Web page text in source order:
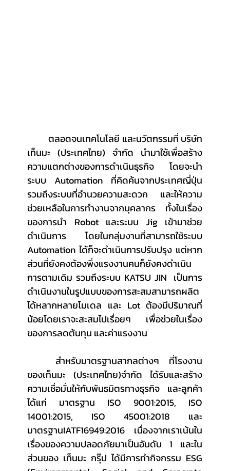
	ตลอดจนเทคโนโลยี และนวัตกรรมที่ บริษัท
เท็นมะ (ประเทศไทย) จำกัด นำมาใช้เพื่อสร้าง
ความแตกต่างของการดำเนินธุรกิจ โดยจะนำ
ระบบ Automation ที่คิดค้นจากประเทศญี่ปุ่น
รวมถึงระบบที่อำนวยความสะดวก และให้ความ
ช่วยเหลือในการทำงานจากบุคลากร ทั้งในเรื่อง
ของการนำ Robot และระบบ Jig เข้ามาช่วย
ดำเนินการ โดยในกลุ่มงานที่สามารถใช้ระบบ
Automation ได้ก็จะดำเนินการปรับปรุง แต่หาก
ส่วนที่ยังคงต้องพึ่งแรงงานคนก็ยังคงดำเนิน
การตามเดิม รวมถึงระบบ KATSU JIN  เป็นการ
ดำเนินงานในรูปแบบของการสะสมสามารถผลิต
ได้หลากหลายโมเดล และ Lot ต้องมีปริมาณที่
น้อยโดยเราจะสะสมไปเรื่อยๆ เพื่อช่วยในเรื่อง
ของการลดต้นทุน และค่าแรงงาน
	สำหรับมาตรฐานสากลต่างๆ ที่โรงงาน
ของเท็นมะ (ประเทศไทย)จำกัด ได้รับและสร้าง
ความเชื่อมั่นให้กับพันธมิตรทางธุรกิจ และลูกค้า
ได้แก่ มาตรฐาน ISO 9001:2015, ISO
14001:2015, ISO 45001:2018 และ
มาตรฐานIATF16949:2016 เนื่องจากเราเน้นใน
เรื่องของความปลอดภัยมาเป็นอันดับ 1 และใน
ส่วนของ เท็นมะ กรุ๊ป ได้มีการทำกิจกรรม ESG